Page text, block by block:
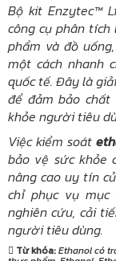
Bộ kit Enzytec™
công cụ phân
phẩm và đồ
một cách nhanh
quốc tế. Đây là
để đảm bảo
khỏe người tiêu
Việc kiểm soát
bảo vệ sức khỏe
nâng cao uy tín
chỉ phục vụ
nghiên cứu, cải
người tiêu dùng.
Từ khóa:Ethanol có